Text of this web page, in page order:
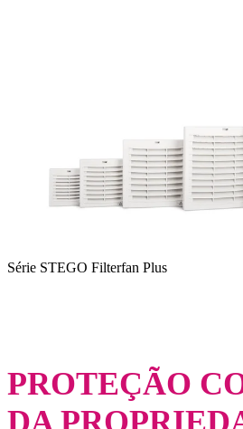
Série STEGO Filterfan Plus
PROTEÇÃO